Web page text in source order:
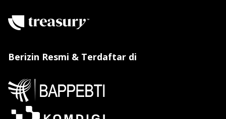
Berizin Resmi & Terdaftar di